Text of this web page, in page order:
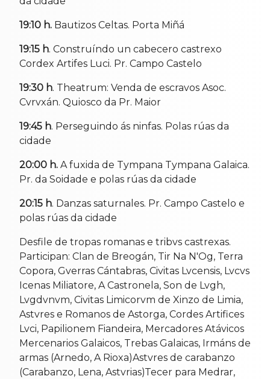
19:10 h. Bautizos Celtas. Porta Miñá
19:15 h. Construíndo un cabecero castrexo
Cordex Artifes Luci. Pr. Campo Castelo
19:30 h. Theatrum: Venda de escravos Asoc.
Cvrvxán. Quiosco da Pr. Maior
19:45 h. Perseguindo ás ninfas. Polas rúas da
cidade
20:00 h. A fuxida de Tympana Tympana Galaica.
Pr. da Soidade e polas rúas da cidade
20:15 h. Danzas saturnales. Pr. Campo Castelo e
polas rúas da cidade
Desfile de tropas romanas e tribvs castrexas.
Participan: Clan de Breogán, Tir Na N'Og, Terra
Copora, Gverras Cántabras, Civitas Lvcensis, Lvcvs
Icenas Miliatore, A Castronela, Son de Lvgh,
Lvgdvnvm, Civitas Limicorvm de Xinzo de Limia,
Astvres e Romanos de Astorga, Cordes Artifices
Lvci, Papilionem Fiandeira, Mercadores Atávicos
Mercenarios Galaicos, Trebas Galaicas, Irmáns de
armas (Arnedo, A Rioxa)Astvres de carabanzo
(Carabanzo, Lena, Astvrias)Tecer para Medrar,